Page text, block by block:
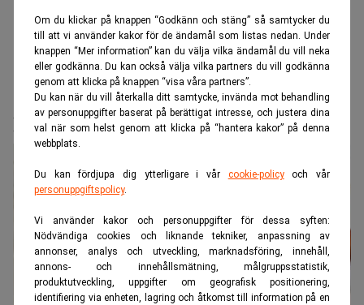
Om du klickar på knappen “Godkänn och stäng” så samtycker du
till att vi använder kakor för de ändamål som listas nedan. Under
knappen “Mer information” kan du välja vilka ändamål du vill neka
eller godkänna. Du kan också välja vilka partners du vill godkänna
genom att klicka på knappen “visa våra partners”.
Du kan när du vill återkalla ditt samtycke, invända mot behandling
av personuppgifter baserat på berättigat intresse, och justera dina
val när som helst genom att klicka på “hantera kakor” på denna
webbplats.
Du kan fördjupa dig ytterligare i vår cookie-policyoch vår
personuppgiftspolicy.
Vi använder kakor och personuppgifter för dessa syften:
Nödvändiga cookies och liknande tekniker, anpassning av
annonser, analys och utveckling, marknadsföring, innehåll,
annons- och innehållsmätning, målgruppsstatistik,
produktutveckling, uppgifter om geografisk positionering,
identifiering via enheten, lagring och åtkomst till information på en
Realtid.se Makro
Råvaruhaveriet börjar inte i gruvan